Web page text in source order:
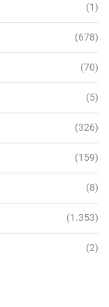
(1)
(678)
(70)
(5)
(326)
(159)
(8)
(1.353)
(2)